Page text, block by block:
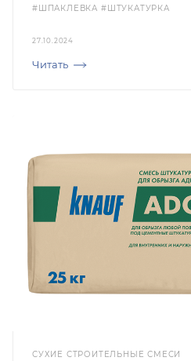
27.10.2024
Читать
#ШПАКЛЕВКА #ШТУКАТУРКА
СУХИЕ СТРОИТЕЛЬНЫЕ СМЕСИ